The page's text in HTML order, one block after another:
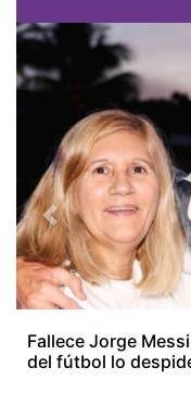
Fallece Jorge
del fútbol lo
Previous